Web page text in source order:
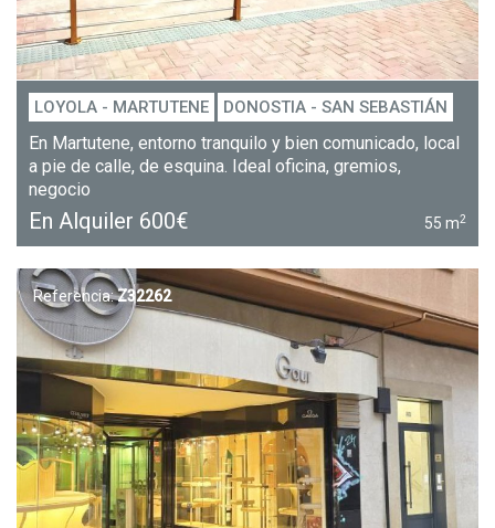
LOYOLA - MARTUTENE DONOSTIA - SAN SEBASTIÁN
En Martutene, entorno tranquilo y bien comunicado, local
a pie de calle, de esquina. Ideal oficina, gremios,
negocio
En Alquiler 600€ 55 m2
Referencia:Z32262